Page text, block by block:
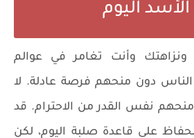
اليوم
وأنت تغامر في عوالم
دون منحهم فرصة عادلة. لا
نفس القدر من الاحترام. قد
على قاعدة صلبة اليوم، لكن